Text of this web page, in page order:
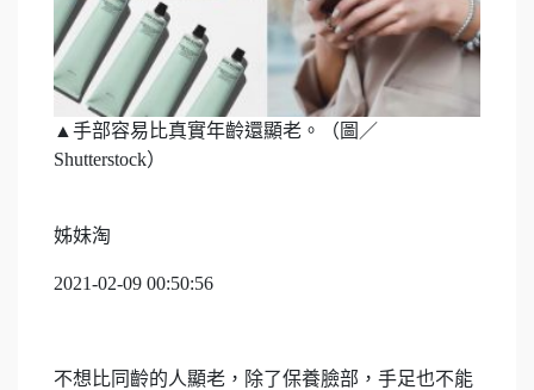
▲手部容易比真實年齡還顯老。（圖／
Shutterstock）
姊妹淘
2021-02-09 00:50:56
不想比同齡的人顯老，除了保養臉部，手足也不能